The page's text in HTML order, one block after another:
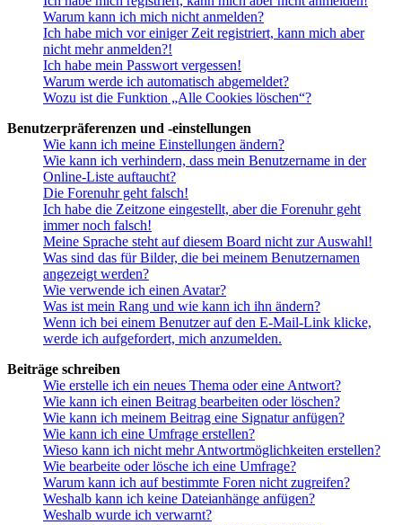
Warum kann ich mich nicht anmelden?
Ich habe mich vor einiger Zeit registriert, kann mich aber
nicht mehr anmelden?!
Ich habe mein Passwort vergessen!
Warum werde ich automatisch abgemeldet?
Wozu ist die Funktion „Alle Cookies löschen“?
Benutzerpräferenzen und -einstellungen
Wie kann ich meine Einstellungen ändern?
Wie kann ich verhindern, dass mein Benutzername in der
Online-Liste auftaucht?
Die Forenuhr geht falsch!
Ich habe die Zeitzone eingestellt, aber die Forenuhr geht
immer noch falsch!
Meine Sprache steht auf diesem Board nicht zur Auswahl!
Was sind das für Bilder, die bei meinem Benutzernamen
angezeigt werden?
Wie verwende ich einen Avatar?
Was ist mein Rang und wie kann ich ihn ändern?
Wenn ich bei einem Benutzer auf den E-Mail-Link klicke,
werde ich aufgefordert, mich anzumelden.
Beiträge schreiben
Wie erstelle ich ein neues Thema oder eine Antwort?
Wie kann ich einen Beitrag bearbeiten oder löschen?
Wie kann ich meinem Beitrag eine Signatur anfügen?
Wie kann ich eine Umfrage erstellen?
Wieso kann ich nicht mehr Antwortmöglichkeiten erstellen?
Wie bearbeite oder lösche ich eine Umfrage?
Warum kann ich auf bestimmte Foren nicht zugreifen?
Weshalb kann ich keine Dateianhänge anfügen?
Weshalb wurde ich verwarnt?